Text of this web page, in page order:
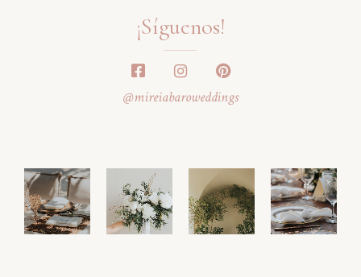
¡Síguenos!
@mireiabaroweddings